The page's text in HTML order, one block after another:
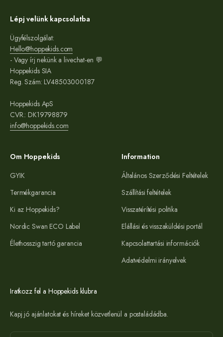
Lépj velünk kapcsolatba
Ügyfélszolgálat:
Hello@hoppekids.com
- Vagy írj nekünk a livechat-en 💬
Hoppekids SIA
Reg. Szám: LV48503000187
Hoppekids ApS
CVR.: DK19798879
info@hoppekids.com
Om Hoppekids
GYIK
Termékgarancia
Ki az Hoppekids?
Nordic Swan ECO Label
Élethosszig tartó garancia
Information
Általános Szerződési Feltételek
Szállítási feltételek
Visszatérítési politika
Elállási és visszaküldési portál
Kapcsolattartási információk
Adatvédelmi irányelvek
Iratkozz fel a Hoppekids klubra
Kapj jó ajánlatokat és híreket közvetlenül a postaládádba.